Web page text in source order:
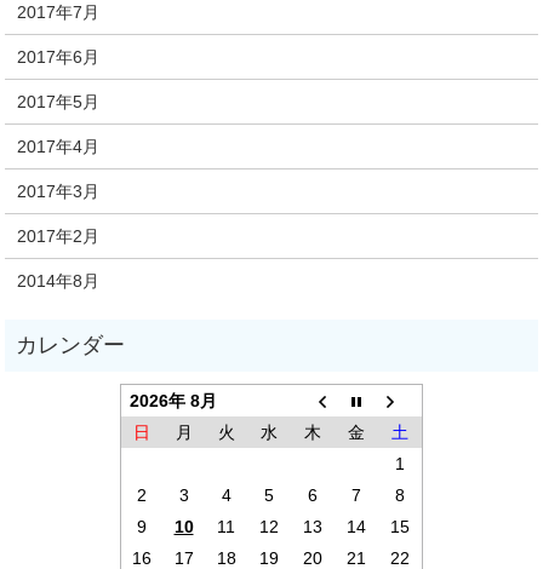
2017年7月
2017年6月
2017年5月
2017年4月
2017年3月
2017年2月
2014年8月
2026年 8月
日
月 火 水 木 金
土
1
2
3 4 5 6 7
8
9
10 11 12 13 14
15
16
17 18 19 20 21
22